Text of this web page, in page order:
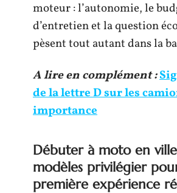
moteur : l’autonomie, le
d’entretien et la question
pèsent tout autant dans la
A lire en complément :
de la lettre D sur les
importance
Débuter à moto en
modèles privilégier
première expérience